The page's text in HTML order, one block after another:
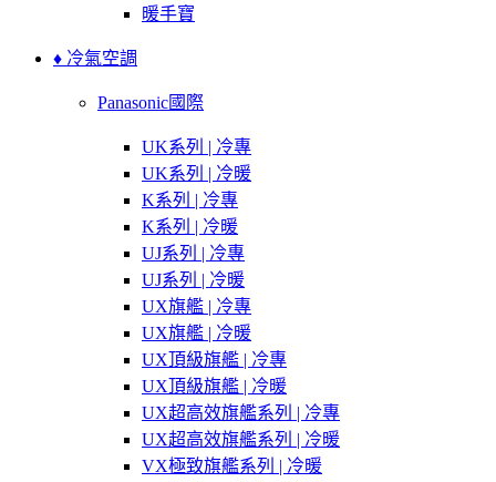
暖手寶
♦ 冷氣空調
Panasonic國際
UK系列 | 冷專
UK系列 | 冷暖
K系列 | 冷專
K系列 | 冷暖
UJ系列 | 冷專
UJ系列 | 冷暖
UX旗艦 | 冷專
UX旗艦 | 冷暖
UX頂級旗艦 | 冷專
UX頂級旗艦 | 冷暖
UX超高效旗艦系列 | 冷專
UX超高效旗艦系列 | 冷暖
VX極致旗艦系列 | 冷暖